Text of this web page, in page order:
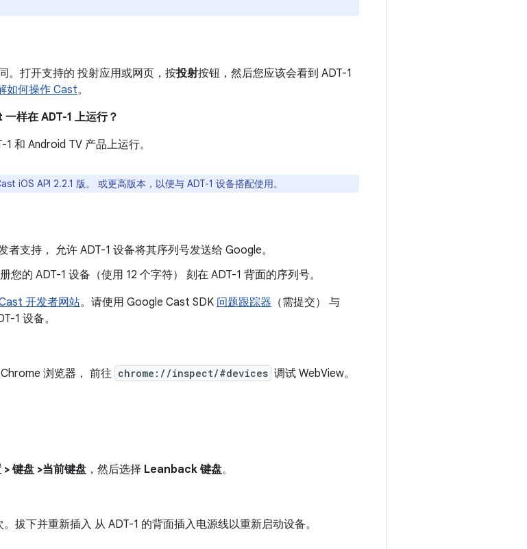
。打开支持的 投射应用或网页，按投射按钮，然后您应该会看到 ADT-1
如何操作 Cast。
样在 ADT-1 上运行？
和 Android TV 产品上运行。
iOS API 2.2.1 版。 或更高版本，以便与 ADT-1 设备搭配使用。
者支持， 允许 ADT-1 设备将其序列号发送给 Google。
的 ADT-1 设备（使用 12 个字符） 刻在 ADT-1 背面的序列号。
开发者网站。请使用 Google Cast SDK 问题跟踪器 （需提交） 与
1 设备。
浏览器， 前往 chrome://inspect/#devices 调试 WebView。
键盘 >当前键盘 ，然后选择 Leanback 键盘。
拔下并重新插入 从 ADT-1 的背面插入电源线以重新启动设备。